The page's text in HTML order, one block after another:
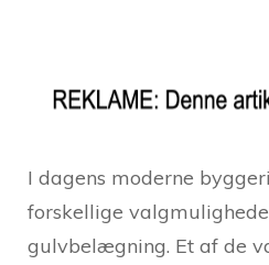
I dagens moderne
forskellige
gulvbelægning. Et af de